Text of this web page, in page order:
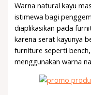
Warna natural kayu
istimewa bagi
diaplikasikan pada
karena serat kayunya
furniture seperti
menggunakan warna